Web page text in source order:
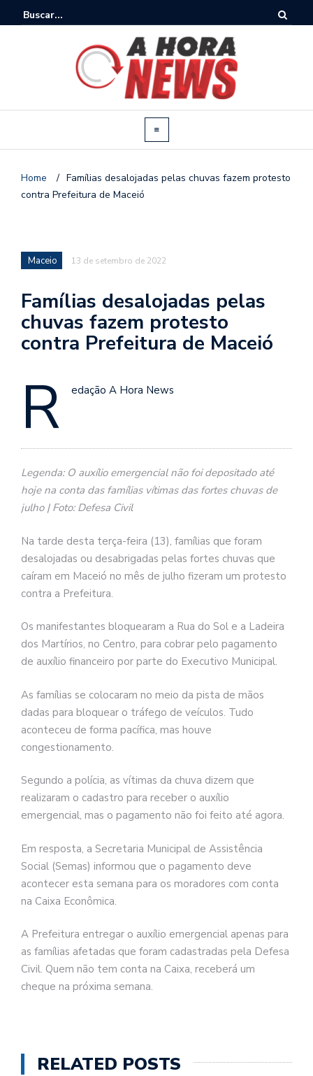
Home / Famílias desalojadas pelas chuvas fazem protesto
contra Prefeitura de Maceió
Maceio 13 de setembro de 2022
Famílias desalojadas pelas
chuvas fazem protesto
contra Prefeitura de Maceió
R edação A Hora News
Legenda: O auxílio emergencial não foi depositado até
hoje na conta das famílias vítimas das fortes chuvas de
julho | Foto: Defesa Civil
Na tarde desta terça-feira (13), famílias que foram
desalojadas ou desabrigadas pelas fortes chuvas que
caíram em Maceió no mês de julho fizeram um protesto
contra a Prefeitura.
Os manifestantes bloquearam a Rua do Sol e a Ladeira
dos Martírios, no Centro, para cobrar pelo pagamento
de auxílio financeiro por parte do Executivo Municipal.
As famílias se colocaram no meio da pista de mãos
dadas para bloquear o tráfego de veículos. Tudo
aconteceu de forma pacífica, mas houve
congestionamento.
Segundo a polícia, as vítimas da chuva dizem que
realizaram o cadastro para receber o auxílio
emergencial, mas o pagamento não foi feito até agora.
Em resposta, a Secretaria Municipal de Assistência
Social (Semas) informou que o pagamento deve
acontecer esta semana para os moradores com conta
na Caixa Econômica.
A Prefeitura entregar o auxílio emergencial apenas para
as famílias afetadas que foram cadastradas pela Defesa
Civil. Quem não tem conta na Caixa, receberá um
cheque na próxima semana.
RELATED POSTS